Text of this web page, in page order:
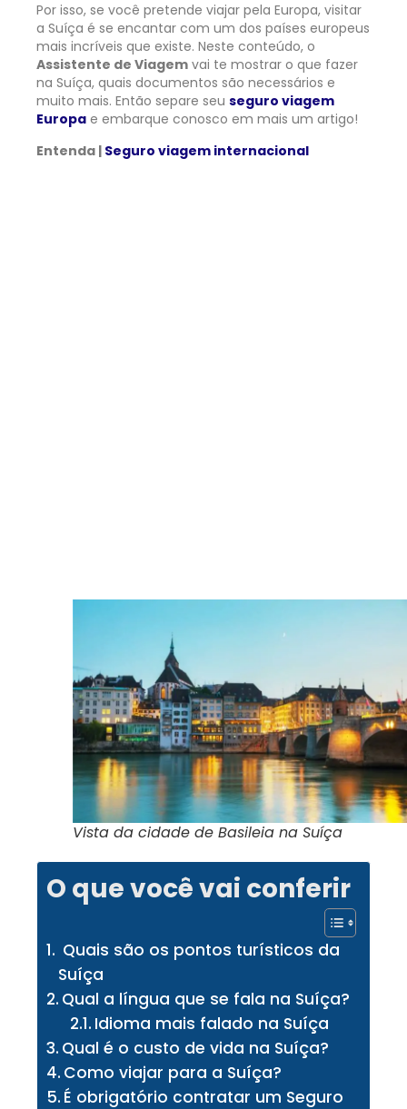
Por isso, se você pretende viajar pela Europa, visitar
a Suíça é se encantar com um dos países europeus
mais incríveis que existe. Neste conteúdo, o
Assistente de Viagem vai te mostrar o que fazer
na Suíça, quais documentos são necessários e
muito mais. Então separe seu seguro viagem
Europa e embarque conosco em mais um artigo!
Entenda | Seguro viagem internacional
Vista da cidade de Basileia na Suíça
O que você vai conferir
Quais são os pontos turísticos da
Suíça
Qual a língua que se fala na Suíça?
Idioma mais falado na Suíça
Qual é o custo de vida na Suíça?
Como viajar para a Suíça?
É obrigatório contratar um Seguro